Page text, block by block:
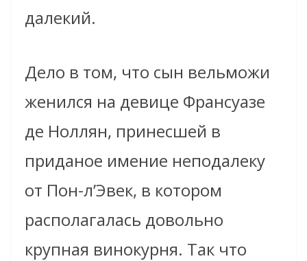
далекий.
Дело в том, что сын вельможи
женился на девице Франсуазе
де Ноллян, принесшей в
приданое имение неподалеку
от Пон-л’Эвек, в котором
располагалась довольно
крупная винокурня. Так что